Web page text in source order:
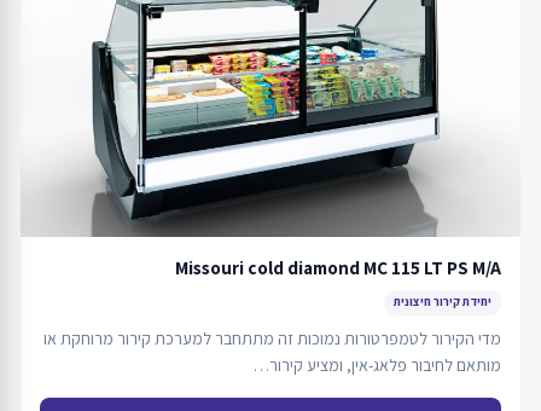
Missouri cold diamond MC 115 LT PS M/A
יחידת קירור חיצונית
מדי הקירור לטמפרטורות נמוכות זה מתתחבר למערכת קירור מרוחקת או
מותאם לחיבור פלאג-אין, ומציע קירור…